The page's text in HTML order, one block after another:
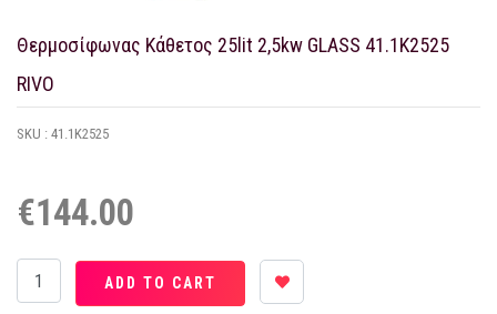
Θερμοσίφωνας Κάθετος 25lit 2,5kw GLASS 41.1Κ2525
RIVO
SKU : 41.1Κ2525
€144.00